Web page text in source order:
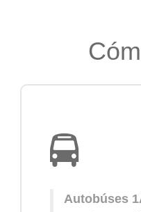
Autobúses